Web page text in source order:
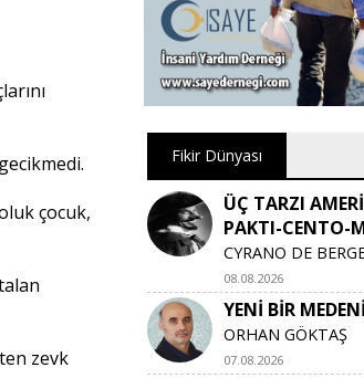
çocuk,
zevk
Fikir Dünyası
ÜÇ TARZI
PAKTI-CENTO-
CYRANO DE
08.08.2026
YENİ BİR
ORHAN GÖKTAŞ
07.08.2026